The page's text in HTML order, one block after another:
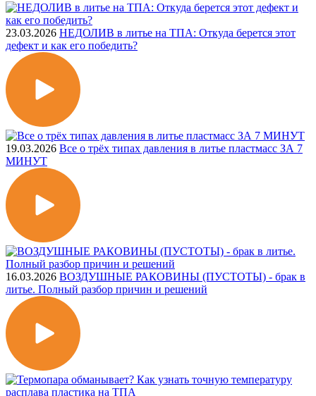
23.03.2026 НЕДОЛИВ в литье на ТПА: Откуда берется этот
дефект и как его победить?
19.03.2026 Все о трёх типах давления в литье пластмасс ЗА 7
МИНУТ
16.03.2026 ВОЗДУШНЫЕ РАКОВИНЫ (ПУСТОТЫ) - брак в
литье. Полный разбор причин и решений